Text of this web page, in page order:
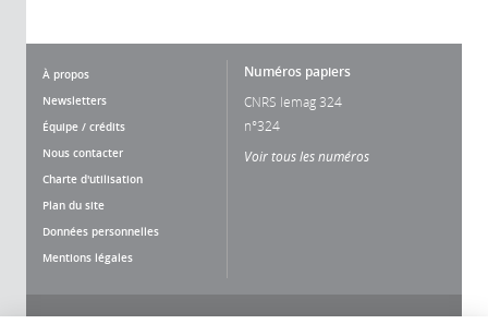
À propos
Newsletters
Équipe / crédits
Nous contacter
Charte d'utilisation
Plan du site
Données personnelles
Mentions légales
Numéros papiers
CNRS lemag 324
n°324
Voir tous les numéros